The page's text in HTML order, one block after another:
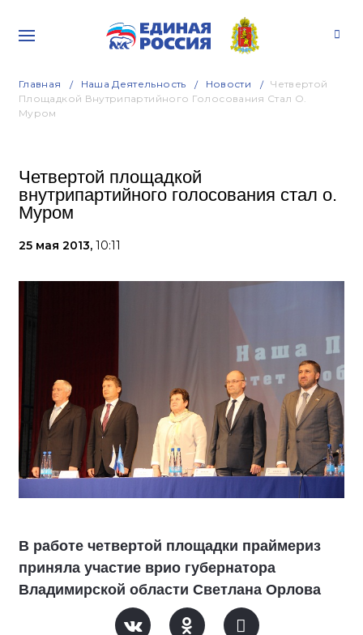
Главная Наша Деятельность Новости
Четвертой
Площадкой Внутрипартийного Голосования Стал О.
Муром
Четвертой площадкой
внутрипартийного голосования стал о.
Муром
25 мая 2013, 10:11
В работе четвертой площадки праймериз
приняла участие врио губернатора
Владимирской области Светлана Орлова